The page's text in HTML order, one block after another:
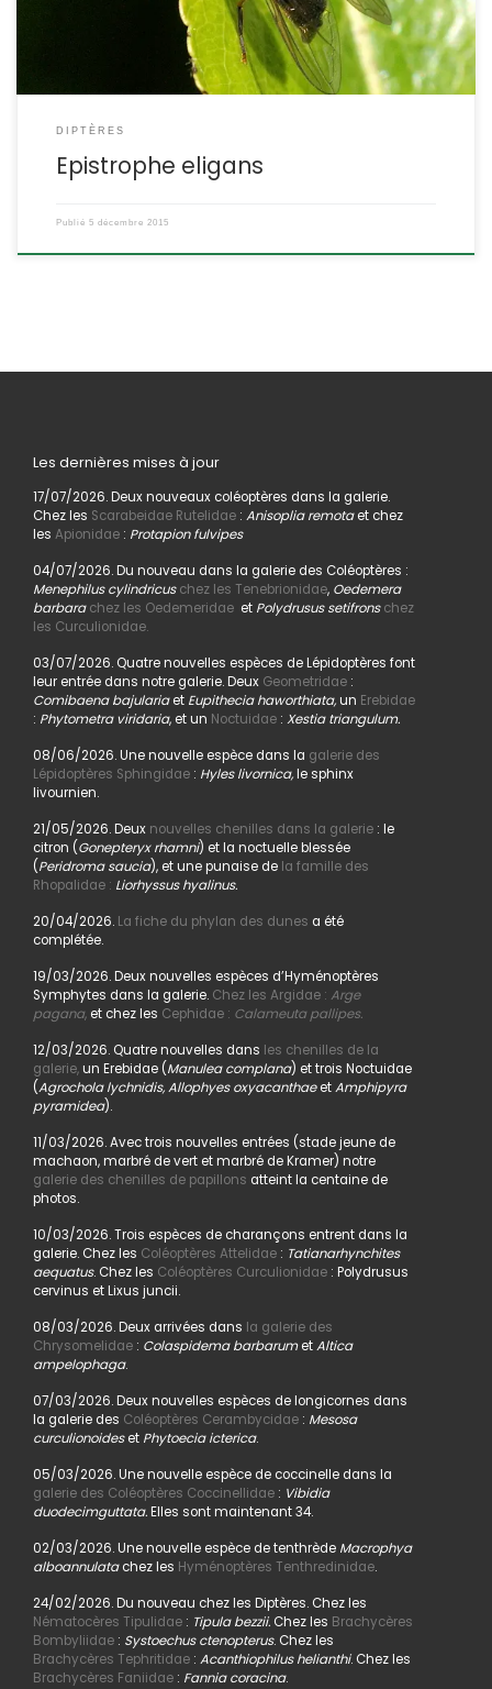
DIPTÈRES
Epistrophe eligans
Publié 5 décembre 2015
Les dernières mises à jour
17/07/2026. Deux nouveaux coléoptères dans la galerie.
Chez les Scarabeidae Rutelidae: Anisoplia remotaet chez
les Apionidae: Protapion fulvipes
04/07/2026. Du nouveau dans la galerie des Coléoptères :
Menephilus cylindricus chez les Tenebrionidae,Oedemera
barbara chez les Oedemeridaeet Polydrusus setifrons chez
les Curculionidae.
03/07/2026. Quatre nouvelles espèces de Lépidoptères font
leur entrée dans notre galerie. Deux Geometridae:
Comibaena bajulariaet Eupithecia haworthiata,un Erebidae
: Phytometra viridaria, et un Noctuidae: Xestia triangulum.
08/06/2026. Une nouvelle espèce dans la galerie des
Lépidoptères Sphingidae: Hyles livornica,le sphinx
livournien.
21/05/2026. Deux nouvelles chenilles dans la galerie : le
citron (Gonepteryx rhamni) et la noctuelle blessée
(Peridroma saucia), et une punaise dela famille des
Rhopalidae : Liorhyssus hyalinus.
20/04/2026. La fiche du phylan des dunes a été
complétée.
19/03/2026. Deux nouvelles espèces d’Hyménoptères
Symphytes dans la galerie. Chez les Argidae : Arge
pagana,et chez les Cephidae : Calameuta pallipes.
12/03/2026. Quatre nouvelles dans les chenilles de la
galerie,un Erebidae (Manulea complana) et trois Noctuidae
(Agrochola lychnidis, Allophyes oxyacanthaeetAmphipyra
pyramidea).
11/03/2026. Avec trois nouvelles entrées (stade jeune de
machaon, marbré de vert et marbré de Kramer) notre
galerie des chenilles de papillons atteint la centaine de
photos.
10/03/2026. Trois espèces de charançons entrent dans la
galerie. Chez les Coléoptères Attelidae: Tatianarhynchites
aequatus. Chez les Coléoptères Curculionidae: Polydrusus
cervinus et Lixus juncii.
08/03/2026. Deux arrivées dans la galerie des
Chrysomelidae: Colaspidema barbarumetAltica
ampelophaga.
07/03/2026. Deux nouvelles espèces de longicornes dans
la galerie des Coléoptères Cerambycidae: Mesosa
curculionoideset Phytoecia icterica.
05/03/2026. Une nouvelle espèce de coccinelle dans la
galerie des Coléoptères Coccinellidae: Vibidia
duodecimguttata.Elles sont maintenant 34.
02/03/2026. Une nouvelle espèce de tenthrède Macrophya
alboannulatachez les Hyménoptères Tenthredinidae.
24/02/2026. Du nouveau chez les Diptères. Chez les
Nématocères Tipulidae: Tipula bezzii. Chez les Brachycères
Bombyliidae: Systoechus ctenopterus. Chez les
Brachycères Tephritidae: Acanthiophilus helianthi. Chez les
Brachycères Faniidae: Fannia coracina.